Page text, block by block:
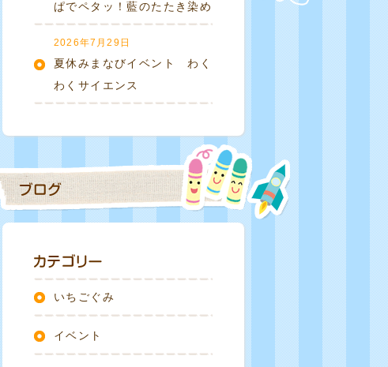
ぱでペタッ！藍のたたき染め
2026年7月29日
夏休みまなびイベント わく
わくサイエンス
いちごぐみ
イベント